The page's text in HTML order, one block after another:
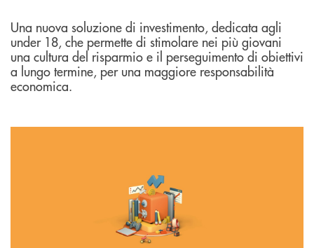
Una nuova soluzione di investimento, dedicata agli
under 18, che permette di stimolare nei più giovani
una cultura del risparmio e il perseguimento di obiettivi
a lungo termine, per una maggiore responsabilità
economica.